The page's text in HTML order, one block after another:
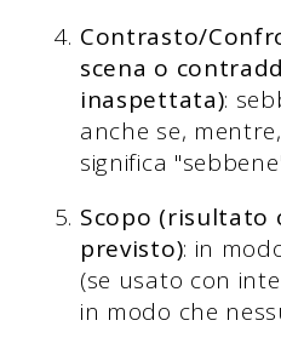
Contrasto/
scena o
inaspettata):
anche se,
significa
Scopo (risultato
previsto): in
(se usato con
in modo che